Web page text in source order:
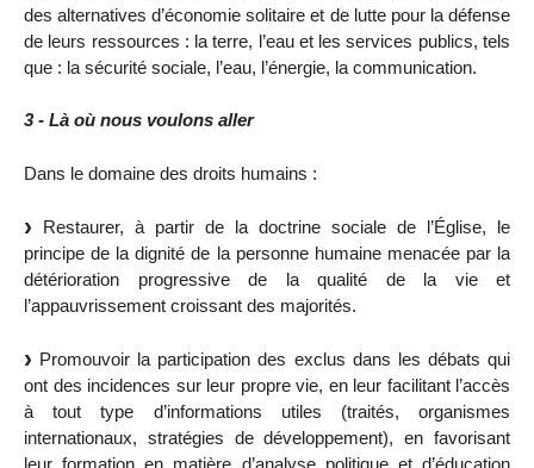
des alternatives d’économie solitaire et de lutte pour la défense
de leurs ressources : la terre, l’eau et les services publics, tels
que : la sécurité sociale, l’eau, l’énergie, la communication.
3 - Là où nous voulons aller
Dans le domaine des droits humains :
Restaurer, à partir de la doctrine sociale de l’Église, le
principe de la dignité de la personne humaine menacée par la
détérioration progressive de la qualité de la vie et
l’appauvrissement croissant des majorités.
Promouvoir la participation des exclus dans les débats qui
ont des incidences sur leur propre vie, en leur facilitant l’accès
à tout type d’informations utiles (traités, organismes
internationaux, stratégies de développement), en favorisant
leur formation en matière d’analyse politique et d’éducation